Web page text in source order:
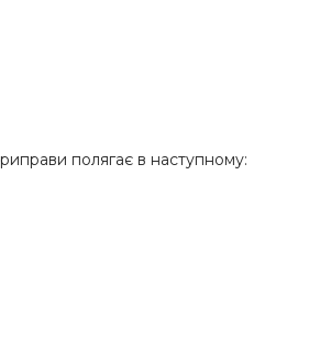
полягає в наступному: